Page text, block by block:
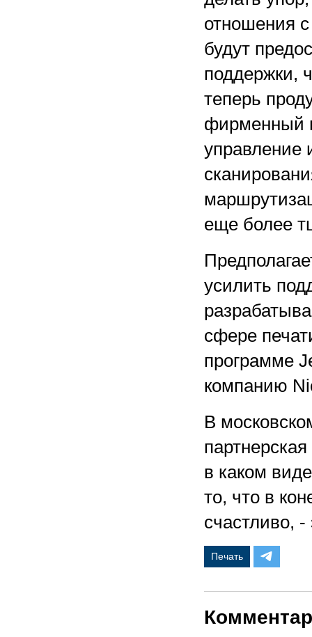
отношения
будут
поддержки,
теперь
фирменный
управление
еще более
усилить
сфере
программе
компанию
В
в каком
то, что в
счастливо, -
Печать